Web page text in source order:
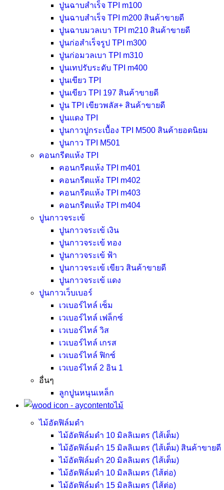
ปูนฉาบสำเร็จ TPI m100
ปูนฉาบสำเร็จ TPI m200 สินค้าขายดี
ปูนฉาบมวลเบา TPI m210 สินค้าขายดี
ปูนก่อสำเร็จรูป TPI m300
ปูนก่อมวลเบา TPI m310
ปูนเทปรับระดับ TPI m400
ปูนเขียว TPI
ปูนเขียว TPI 197 สินค้าขายดี
ปูน TPI เขียวพลัส+ สินค้าขายดี
ปูนแดง TPI
ปูนกาวปูกระเบื้อง TPI M500 สินค้ายอดนิยม
ปูนกาว TPI M501
คอนกรีตแห้ง TPI
คอนกรีตแห้ง TPI m401
คอนกรีตแห้ง TPI m402
คอนกรีตแห้ง TPI m403
คอนกรีตแห้ง TPI m404
ปูนกาวจระเข้
ปูนกาวจระเข้ เงิน
ปูนกาวจระเข้ ทอง
ปูนกาวจระเข้ ฟ้า
ปูนกาวจระเข้ เขียว สินค้าขายดี
ปูนกาวจระเข้ แดง
ปูนกาวเว็บเบอร์
เวเบอร์ไทล์ เซ็ม
เวเบอร์ไทล์ เฟล็กซ์
เวเบอร์ไทล์ วิส
เวเบอร์ไทล์ เกรส
เวเบอร์ไทล์ ฟิกซ์
เวเบอร์ไทล์ 2 อิน 1
อื่นๆ
ลูกปูนหนุนเหล็ก
ไม้
ไม้อัดฟิล์มดำ
ไม้อัดฟิล์มดำ 10 มิลลิเมตร (ไส้เต็ม)
ไม้อัดฟิล์มดำ 15 มิลลิเมตร (ไส้เต็ม) สินค้าขายดี
ไม้อัดฟิล์มดำ 20 มิลลิเมตร (ไส้เต็ม)
ไม้อัดฟิล์มดำ 10 มิลลิเมตร (ไส้ต่อ)
ไม้อัดฟิล์มดำ 15 มิลลิเมตร (ไส้ต่อ)